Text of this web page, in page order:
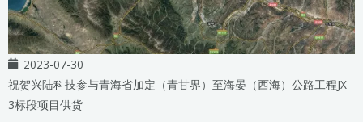
2023-07-30
祝贺兴陆科技参与青海省加定（青甘界）至海晏（西海）公路工程JX-
3标段项目供货